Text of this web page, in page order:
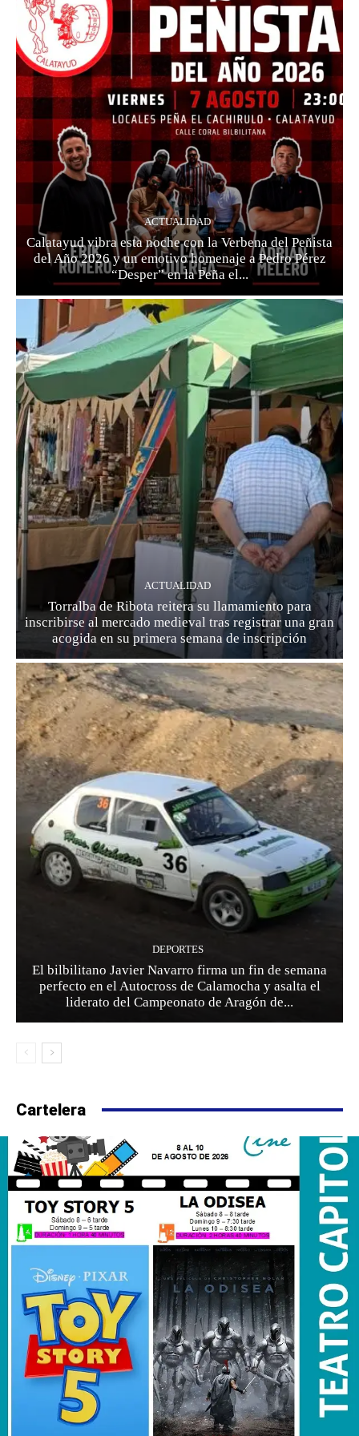
ACTUALIDAD
Calatayud vibra esta noche con la Verbena del Peñista
del Año 2026 y un emotivo homenaje a Pedro Pérez
“Desper” en la Peña el...
ACTUALIDAD
Torralba de Ribota reitera su llamamiento para
inscribirse al mercado medieval tras registrar una gran
acogida en su primera semana de inscripción
DEPORTES
El bilbilitano Javier Navarro firma un fin de semana
perfecto en el Autocross de Calamocha y asalta el
liderato del Campeonato de Aragón de...
Cartelera